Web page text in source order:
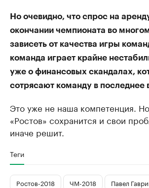
Но очевидно, что спрос на
окончании чемпионата во
зависеть от качества игры
команда играет крайне
уже о финансовых скандалах,
сотрясают команду в последнее
Это уже не наша компетенция.
«Ростов» сохранится и свои
иначе решит.
Теги
Ростов-2018 ЧМ-2018 Павел